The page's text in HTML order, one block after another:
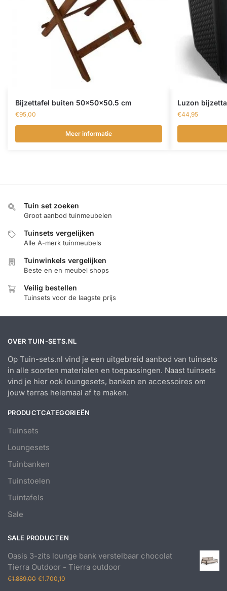
Bijzettafel buiten 50x50x50.5 cm
€95,00
Meer informatie
Luzon
€44,95
Tuin set zoeken
Groot aanbod tuinmeubelen
Tuinsets vergelijken
Alle A-merk tuinmeubels
Tuinwinkels vergelijken
Beste en en meubel shops
Veilig bestellen
Tuinsets voor de laagste prijs
OVER TUIN-SETS.NL
Op Tuin-sets.nl vind je een uitgebreid aanbod van tuinsets
in alle soorten materialen en toepassingen. Naast tuinsets
vind je hier ook loungesets, banken en accessoires om
jouw terras helemaal af te maken.
PRODUCTCATEGORIEËN
Tuinsets
Loungesets
Tuinbanken
Tuinstoelen
Tuintafels
Sale
SALE PRODUCTEN
Oasis 3-zits lounge bank verstelbaar chocolat
Tierra Outdoor - Tierra outdoor
€1.889,00 Oorspronkelijke
€1.700,10